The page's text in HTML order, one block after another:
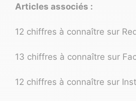
Articles associés :
12 chiffres à connaître sur
13 chiffres à connaître sur
12 chiffres à connaître sur